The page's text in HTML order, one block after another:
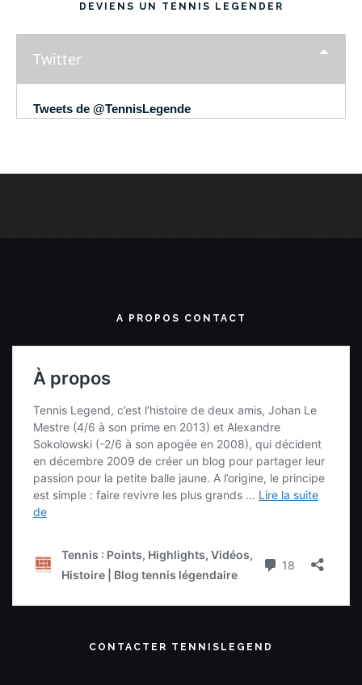
DEVIENS UN TENNIS LEGENDER
Twitter
Tweets de @TennisLegende
A PROPOS CONTACT
CONTACTER TENNISLEGEND